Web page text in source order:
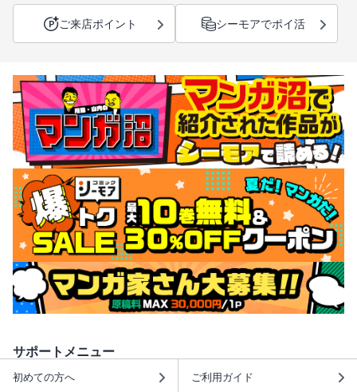
ご来店ポイント シーモアでポイ活
サポートメニュー
初めての方へ ご利用ガイド